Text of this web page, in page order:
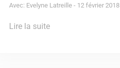
Avec: Evelyne Latreille - 12 février 2018
Lire la suite